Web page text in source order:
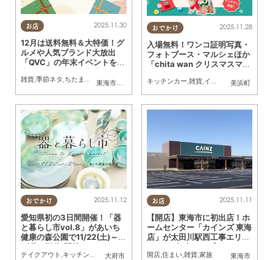
お店
東海市
, 大府市 知多市,東浦町,阿久比町 ,半田市,常滑市
2025.11.30
12月は送料無料＆大特価！グ
ルメや人気ブランド大放出
「QVC」の年末イベントを徹
雑貨,季節ネタ ,ちたまる広告 ,おひとりさま ,トレンド,おうち時間
おでかけ
美浜町
2025.11.28
入場無料！ワンコ証明写真・
フォトブース・マルシェほか
「chita wan クリスマスマル
で開催
キッチンカー,雑貨,イベント ,ドライブ
おでかけ
大府市
2025.11.12
愛知県初の3日間開催！「器
と暮らし市vol.8」があいち
健康の森公園で11/22(土)～2
4(月・振休)開催
テイクアウト キッチンカー 雑貨,イベント ,まちネタ ,KURUTOHP
お店
東海市
2025.11.11
【開店】東海市に初出店！ホ
ームセンター「カインズ 東海
店」が太田川駅西工事エリア
に2026年春オープン
開店, 住まい, 雑貨, 家族